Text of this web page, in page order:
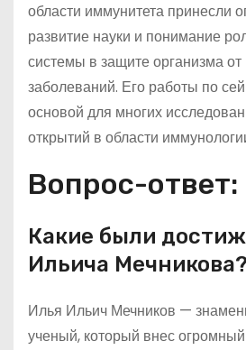
области иммунитета принесли
развитие науки и понимание
системы в защите организма
заболеваний. Его работы по
основой для многих
открытий в области
Вопрос-ответ:
Какие были
Ильича Мечникова?
Илья Ильич Мечников —
ученый, который внес